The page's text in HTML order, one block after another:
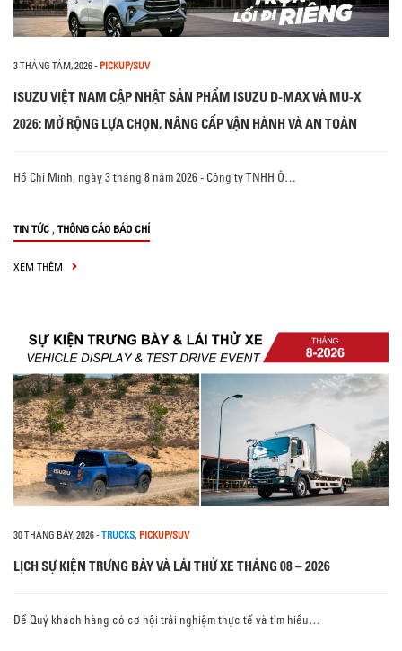
3 THÁNG TÁM, 2026- PICKUP/SUV
ISUZU VIỆT NAM CẬP NHẬT SẢN PHẨM ISUZU D-MAX VÀ MU-X
2026: MỞ RỘNG LỰA CHỌN, NÂNG CẤP VẬN HÀNH VÀ AN TOÀN
Hồ Chí Minh, ngày 3 tháng 8 năm 2026 - Công ty TNHH Ô…
TIN TỨC , THÔNG CÁO BÁO CHÍ
XEM THÊM
30 THÁNG BẢY, 2026- TRUCKS, PICKUP/SUV
LỊCH SỰ KIỆN TRƯNG BÀY VÀ LÁI THỬ XE THÁNG 08 – 2026
Để Quý khách hàng có cơ hội trải nghiệm thực tế và tìm hiểu…